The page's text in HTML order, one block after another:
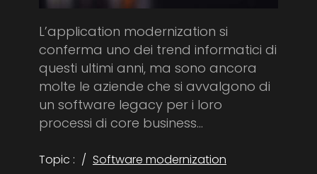
L’application modernization si
conferma uno dei trend informatici di
questi ultimi anni, ma sono ancora
molte le aziende che si avvalgono di
un software legacy per i loro
processi di core business...
Topic :
Software modernization